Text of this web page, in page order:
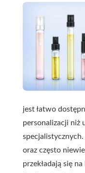
jest łatwo
personalizacji niż
oraz często
przekładają się